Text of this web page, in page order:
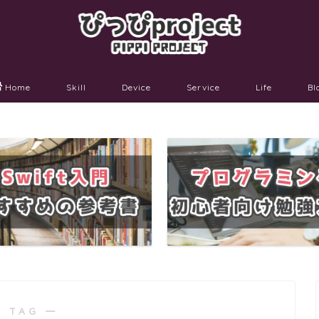
Home Skill Device Service Life
TAG ―